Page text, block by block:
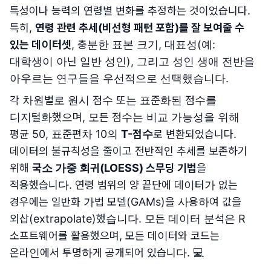
특성이나 능력의 연령별 변화를 추정하는 것이었습니다.
특히, 연령 관련 추세(비선형 패턴 포함)를 잘 보여줄 수
있는 데이터셋, 충분한 표본 크기, 대표성(예:
대학생이 아닌 일반 성인), 그리고 성인 생애 전반을
아우르는 연구들을 우선적으로 선택했습니다.
각 차원별로 원시 점수 또는 표준화된 점수를
디지털화했으며, 모든 점수는 비교 가능성을 위해
평균 50, 표준편차 10의 T-점수로 변환되었습니다.
데이터의 불규칙성을 줄이고 전반적인 추세를 보존하기
위해 국소 가중 회귀(LOESS) 스무딩 기법을
적용했습니다. 연령 범위의 양 끝단에 데이터가 없는
경우에는 일반화 가법 모델(GAMs)을 사용하여 값을
외삽(extrapolate)했습니다. 모든 데이터 분석은 R
소프트웨어를 활용했으며, 모든 데이터와 코드는
온라인에서 투명하게 공개되어 있습니다. 💻